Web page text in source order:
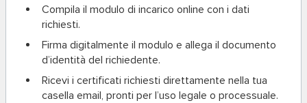
Compila il modulo di incarico online con i dati
richiesti.
Firma digitalmente il modulo e allega il documento
d’identità del richiedente.
Ricevi i certificati richiesti direttamente nella tua
casella email, pronti per l’uso legale o processuale.